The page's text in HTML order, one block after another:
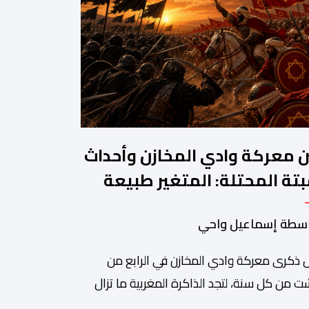
معركة وادي المخازن وأحداث
المحتلة: المتغير طبيعة
والثابت جدار الصد الوطني
إسماعيل واحي
ذكرى معركة وادي المخازن في الرابع من
من كل سنة، لتجد الذاكرة المغربية ما تزال